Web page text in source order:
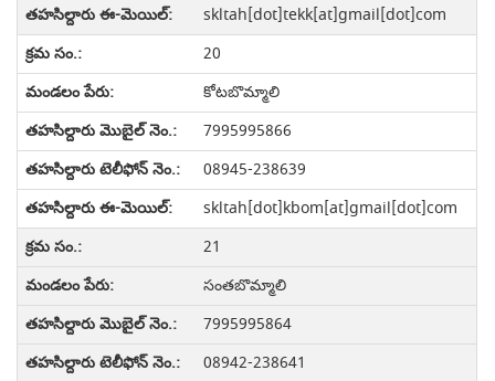
skltah[dot]tekk[at]gmail[dot]com
20
కోటబొమ్మాలి
7995995866
08945-238639
skltah[dot]kbom[at]gmail[dot]com
21
సంతబొమ్మాలి
7995995864
08942-238641